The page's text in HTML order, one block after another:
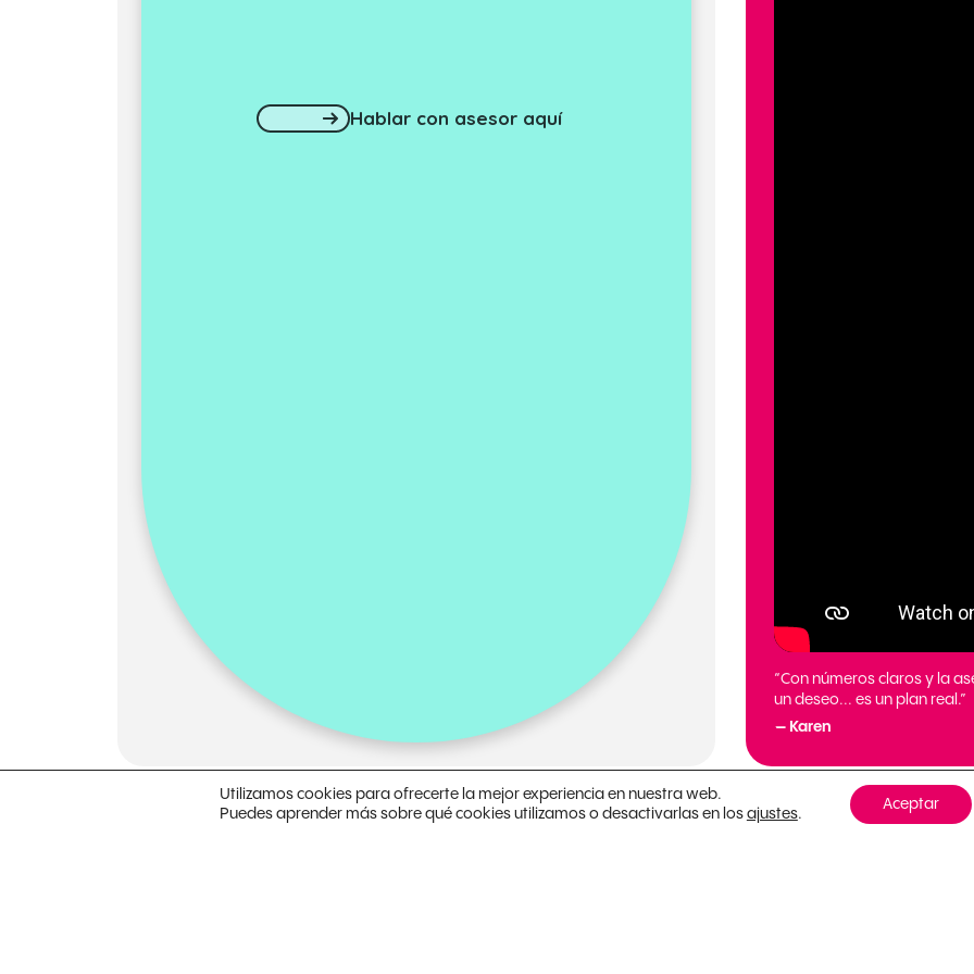
Hablar con asesor aquí
“Con números claros y la
un deseo... es un plan real.”
— Karen
Utilizamos cookies para ofrecerte la mejor experiencia en nuestra web.
Puedes aprender más sobre qué cookies utilizamos o desactivarlas en los ajustes.
Aceptar